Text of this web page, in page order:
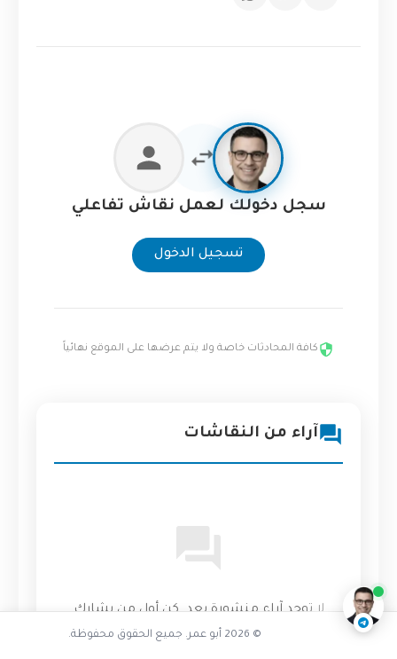
سجل دخولك لعمل نقاش تفاعلي
تسجيل الدخول
كافة المحادثات خاصة ولا يتم عرضها على الموقع نهائياً
آراء من النقاشات
لا توجد آراء منشورة بعد. كن أول من يشارك
رأيه!
© 2026 أبو عمر. جميع الحقوق محفوظة.